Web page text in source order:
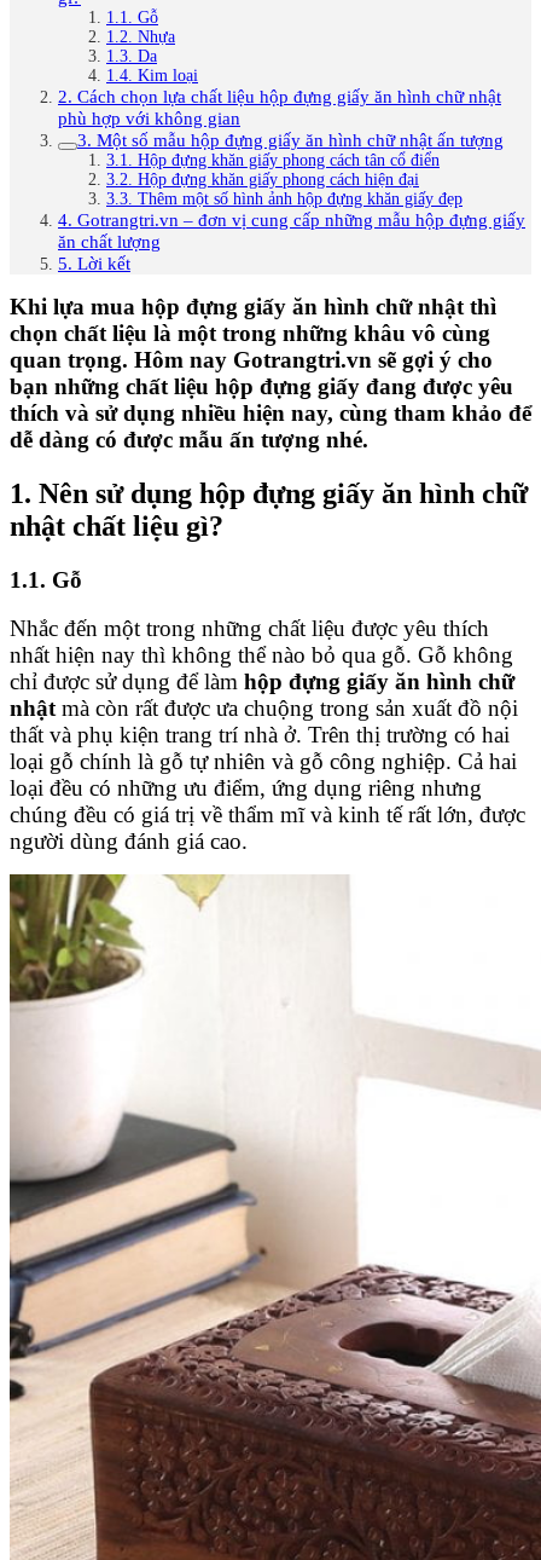
1.1. Gỗ
1.2. Nhựa
1.3. Da
1.4. Kim loại
2. Cách chọn lựa chất liệu hộp đựng giấy ăn hình chữ nhật
phù hợp với không gian
3. Một số mẫu hộp đựng giấy ăn hình chữ nhật ấn tượng
3.1. Hộp đựng khăn giấy phong cách tân cổ điển
3.2. Hộp đựng khăn giấy phong cách hiện đại
3.3. Thêm một số hình ảnh hộp đựng khăn giấy đẹp
4. Gotrangtri.vn – đơn vị cung cấp những mẫu hộp đựng giấy
ăn chất lượng
5. Lời kết
Khi lựa mua hộp đựng giấy ăn hình chữ nhật thì
chọn chất liệu là một trong những khâu vô cùng
quan trọng. Hôm nay Gotrangtri.vn sẽ gợi ý cho
bạn những chất liệu hộp đựng giấy đang được yêu
thích và sử dụng nhiều hiện nay, cùng tham khảo để
dễ dàng có được mẫu ấn tượng nhé.
1. Nên sử dụng hộp đựng giấy ăn hình chữ
nhật chất liệu gì?
1.1. Gỗ
Nhắc đến một trong những chất liệu được yêu thích
nhất hiện nay thì không thể nào bỏ qua gỗ. Gỗ không
chỉ được sử dụng để làm hộp đựng giấy ăn hình chữ
nhậtmà còn rất được ưa chuộng trong sản xuất đồ nội
thất và phụ kiện trang trí nhà ở. Trên thị trường có hai
loại gỗ chính là gỗ tự nhiên và gỗ công nghiệp. Cả hai
loại đều có những ưu điểm, ứng dụng riêng nhưng
chúng đều có giá trị về thẩm mĩ và kinh tế rất lớn, được
người dùng đánh giá cao.